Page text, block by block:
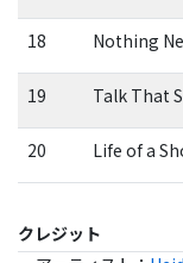
18 Nothing
19 Talk That
20 Life of a
クレジット